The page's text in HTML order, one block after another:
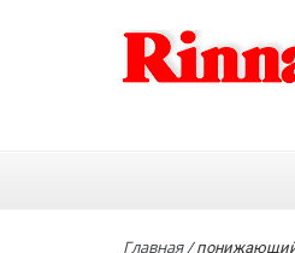
Главная / понижающий